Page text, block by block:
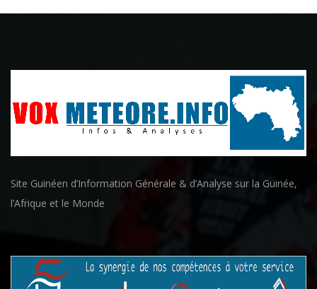
Site Guinéen d’Information Générale & d’Analyse sur la Guinée,
l’Afrique et le Monde